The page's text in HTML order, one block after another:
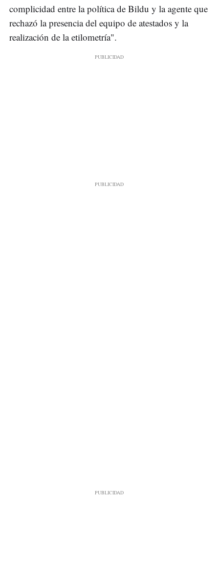
complicidad entre la política de Bildu y la agente que
rechazó la presencia del equipo de atestados y la
realización de la etilometría".